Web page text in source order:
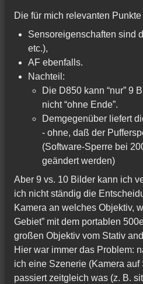
Die für mich relevanten
Sensoreigenschaften sind
etc.),
AF ebenfalls.
Nachteil:
Die D850 kann “nur” 9
nicht “ohne Ende”.
Demgegenüber liefert
- ohne, daß der
(Software-Sperre bei
geändert werden)
Aber 9 vs. 10 Bilder kann ich
ich nicht ständig die
Kamera an welches Objektiv,
Gebiet” mit dem portablen
großen Objektiv vom Stativ
Hier war immer das Problem:
ich eine Szenerie (Kamera auf
passiert zeitgleich was (z. B.